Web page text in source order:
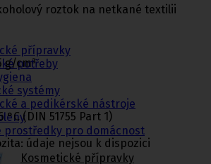
přípravky
potřeby
systémy
a pedikérské nástroje
prostředky pro domácnost
Kosmetické přípravky
roztok na netkané textilii
g/cm³
(DIN 51755 Part 1)
údaje nejsou k dispozici